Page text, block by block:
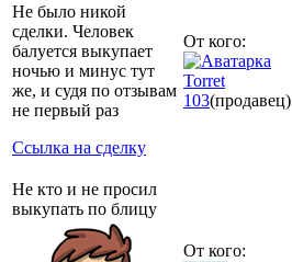
Не было никой
сделки. Человек
балуется выкупает
ночью и минус тут
же, и судя по отзывам
не первый раз
Ссылка на сделку
От кого:
Torret
103(продавец)
Не кто и не просил
выкупать по блицу
От кого: